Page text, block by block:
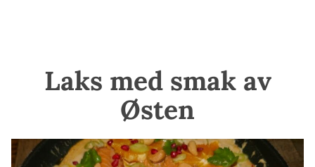
Laks med smak av
Østen